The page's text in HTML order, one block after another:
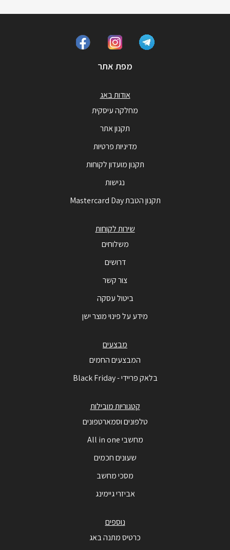
מפת אתר
אודות באג
מחלקה עיסקית
תקנון אתר
מדיניות פרטיות
תקנון מועדון לקוחות
נגישות
תקנון הטבת Mastercard Day
שירות לקוחות
משלוחים
דרושים
צור קשר
ביטול עסקה
מידע על פינוי מוצר ישן
מבצעים
המבצעים החמים
בלאק פריידי - Black Friday
קטגוריות מובילות
טלפונים וסמארטפונים
מחשבי All in one
שעונים חכמים
מסכי מחשב
אביזרי גיימינג
נוספים
כרטיס מתנה באג